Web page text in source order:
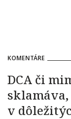
KOMENTÁRE
DCA či
v